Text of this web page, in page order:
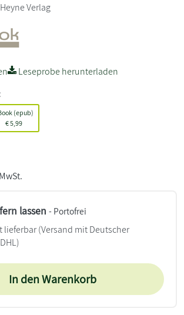
Heyne Verlag
Leseprobe herunterladen
(epub)
€5,99
lassen - Portofrei
lieferbar(Versand mit Deutscher
In den Warenkorb